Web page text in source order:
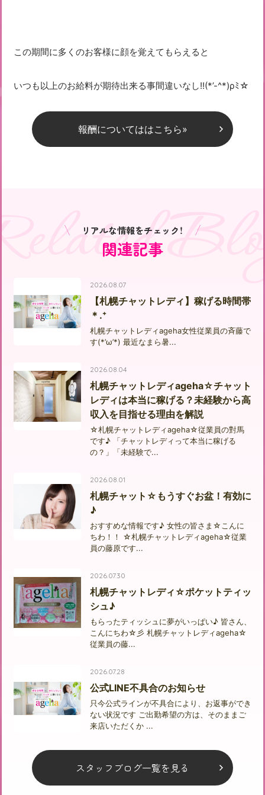
この期間に多くのお客様に顔を覚えてもらえると
いつも以上のお給料が期待出来る事間違いなし!!(*’-^*)ρﾐ☆
報酬についてははこちら»
関連記事
リアルな情報をチェック！
2026.08.07
【札幌チャットレディ】稼げる時間帯
＊.⁺
札幌チャットレディageha女性従業員の斉藤で
す(*’ω’*) 最近なまら暑...
2026.08.04
札幌チャットレディageha☆チャット
レディは本当に稼げる？未経験から高
収入を目指せる理由を解説
☆札幌チャットレディageha☆従業員の對馬
です♪ 「チャットレディって本当に稼げる
の？」「未経験で...
2026.08.01
札幌チャット☆もうすぐお盆！有効に
♪
おすすめな情報です♪ 女性の皆さま☆こんに
ちわ！！ ☆札幌チャットレディageha☆従業
員の藤原です...
2026.07.30
札幌チャットレディ☆ポケットティッ
シュ♪
もらったティッシュに夢がいっぱい♪ 皆さん、
こんにちわ☆彡 札幌チャットレディageha☆
従業員の藤...
2026.07.28
公式LINE不具合のお知らせ
只今公式ラインが不具合により、お返事ができ
ない状況です ご出勤希望の方は、そのままご
来店いただくか ...
スタッフブログ一覧を見る